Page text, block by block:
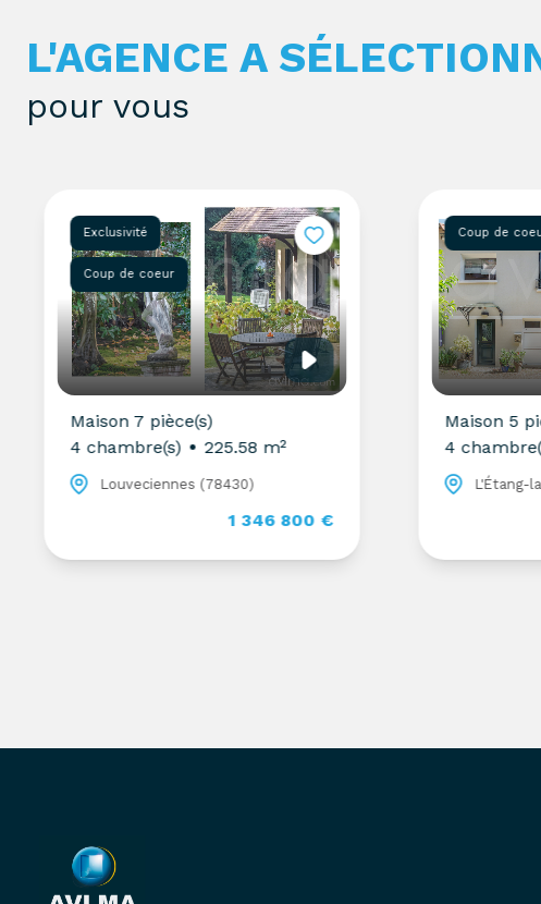
L'AGENCE A
pour vous
Exclusivité
Coup de coeur
Maison 7 pièce(s)
4 chambre(s)
225.58 m²
Louveciennes (78430)
1 346 800 €
Coup de coeur
Maison 5
4 chambre(s)
L'Étang-la-